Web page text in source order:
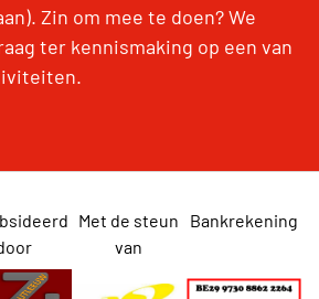
Zin om mee te doen? We
ter kennismaking op een van
Met de steun
van
Bankrekening